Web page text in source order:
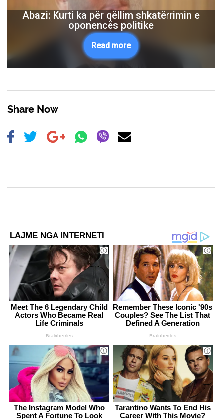
Abazi: Kurti ka për qëllim shkatërrimin e
oponencës politike
Read more
Share Now
LAJME NGA INTERNETI
Meet The 6 Legendary Child
Actors Who Became Real
Life Criminals
Brainberries
Remember These Iconic '90s
Couples? See The List That
Defined A Generation
Brainberries
The Instagram Model Who
Spent A Fortune To Look
Tarantino Wants To End His
Career With This Movie?